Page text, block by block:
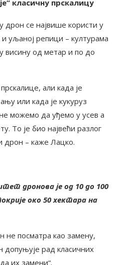
класичну прскалицу
дрон се највише користи у
и уљаној репици – културама
висину од метар и по до
али када је
или када је кукуруз
можемо да уђемо у усев а
То је био највећи разлог
дрон – каже Лацко.
дронова је од 10 до 100
око 50 хектара на
не посматра као замену,
допуњује рад класичних
их замени“.